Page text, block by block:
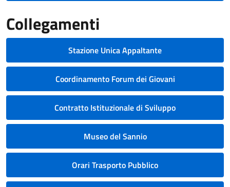
Collegamenti
Stazione Unica Appaltante
Coordinamento Forum dei Giovani
Contratto Istituzionale di Sviluppo
Museo del Sannio
Orari Trasporto Pubblico